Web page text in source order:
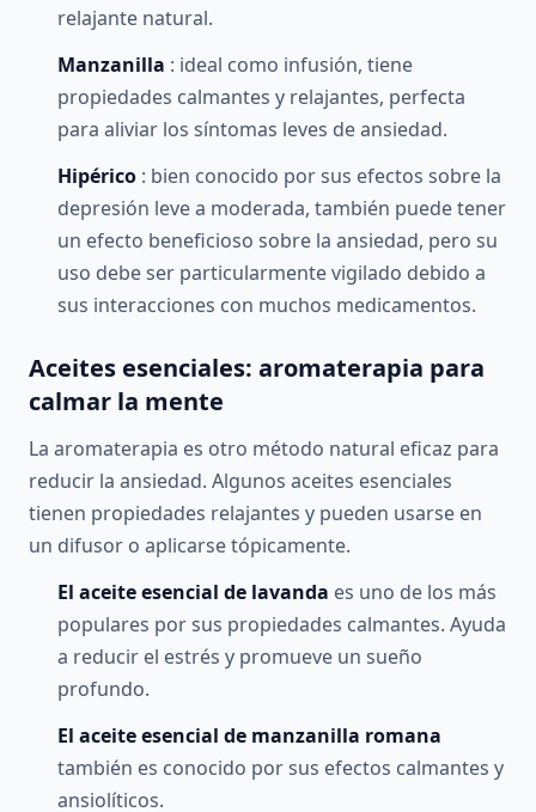
relajante natural.
Manzanilla : ideal como infusión, tiene
propiedades calmantes y relajantes, perfecta
para aliviar los síntomas leves de ansiedad.
Hipérico : bien conocido por sus efectos sobre la
depresión leve a moderada, también puede tener
un efecto beneficioso sobre la ansiedad, pero su
uso debe ser particularmente vigilado debido a
sus interacciones con muchos medicamentos.
Aceites esenciales: aromaterapia para
calmar la mente
La aromaterapia es otro método natural eficaz para
reducir la ansiedad. Algunos aceites esenciales
tienen propiedades relajantes y pueden usarse en
un difusor o aplicarse tópicamente.
El aceite esencial de lavanda es uno de los más
populares por sus propiedades calmantes. Ayuda
a reducir el estrés y promueve un sueño
profundo.
El aceite esencial de manzanilla romana
también es conocido por sus efectos calmantes y
ansiolíticos.